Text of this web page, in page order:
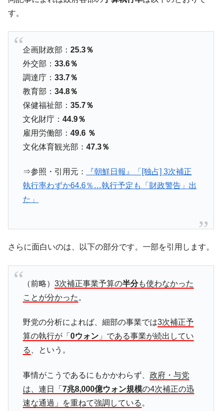
『Money1』
種は全般的「不調」⇒ PSIが示す現況は決して良くない。
ン』1人当たり賠償10万ウォンを認定 ⇒ 総額3兆7,000億
『Money1』
韓国型イージス搭載の次世代駆逐艦
「KDDX」1番艦、2032年竣工と公示
『Money1』
に韓国がいっちょがみしたのでは。
『Money1』
は韓国で『BYD』車は売れている。6カ月で対前年同期比
1.9倍！
在韓米国大使スティールが着韓！⇒ さっそ
く空港に詰めかけ「出て行け！」「極右勢力」のプラカー
ドを掲げる「在韓反米勢力」
『Money1』
『Money1』
JPモルガン「韓国レバレッジETFの清算は
ほぼ終わった」
『Money1』
韓国政府「ニセＫ-ブランドを通報しようキ
ャンペーン」⇒ あの名物教授も登場！
ぎ」では。
『Money1』
韓国鉄鋼最大手『POSCO』ズブズブ沈む。
営業利益80.2％も減少
にぶん殴る法案」提出！⇒ クーパン問題は合衆国企業に対
する差別。許してはおかぬ
『Money1』
韓国ボンクラ政策室長･金容範、株価暴落に
す。
企画財政部： 25.3％
外交部： 33.6％
調達庁： 33.7％
教育部： 34.8％
保健福祉部： 35.7％
文化財庁： 44.9％
雇用労働部： 49.6 ％
文化体育観光部： 47.3％
⇒参照・引用元：
『朝鮮日報』「[独占] 3次補正
執行率わずか64.6％…執行予定も「財政警告」出
た」
さらに面白いのは、以下の部分です。一部を引用します。
（前略） 3次補正事業予算の半分も使わなかった
ことが分かった 。
野党の分析によれば、細部の事業では3次補正予
算の執行が「 0ウォン」である事業が続出してい
る 、という。
事情がこうであるにもかかわらず、 政府・与党
は、連日「 7兆8,000億ウォン規模の4次補正の迅
速な通過」を重ねて強調している 。